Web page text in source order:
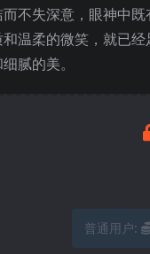
不失深意，眼神中
温柔的微笑，就已
腻的美。
普通用户: